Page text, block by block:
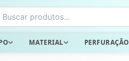
MATERIAL PERFURAÇÃO